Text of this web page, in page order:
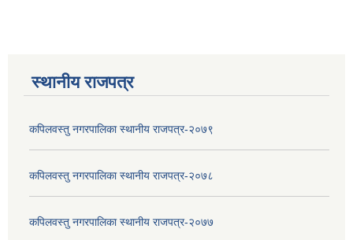
स्थानीय राजपत्र
कपिलवस्तु नगरपालिका स्थानीय राजपत्र-२०७९
कपिलवस्तु नगरपालिका स्थानीय राजपत्र-२०७८
कपिलवस्तु नगरपालिका स्थानीय राजपत्र-२०७७